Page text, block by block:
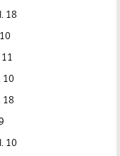
18
10
18
10